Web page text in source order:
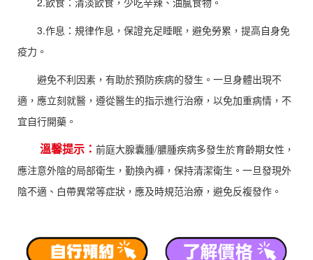
3.作息：規律作息，保證充足睡眠，避免勞累，提高自身免
疫力。
避免不利因素，有助於預防疾病的發生。一旦身體出現不
適，應立刻就醫，遵從醫生的指示進行治療，以免加重病情，不
宜自行開藥。
溫馨提示： 前庭大腺囊腫/膿腫疾病多發生於育齡期女性，
應注意外陰的局部衛生，勤換內褲，保持清潔衛生。一旦發現外
陰不適、白帶異常等症狀，應及時規范治療，避免反複發作。